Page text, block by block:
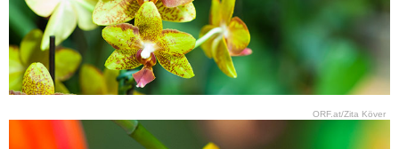
ORF.at/Zita Köver